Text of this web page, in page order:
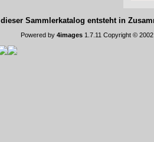
dieser Sammlerkatalog entsteht in
Powered by 4images 1.7.11 Copyright ©